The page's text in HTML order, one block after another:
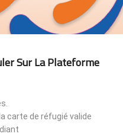
Sur La Plateforme
carte de réfugié valide